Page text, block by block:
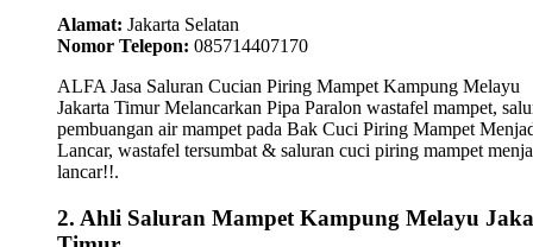
Alamat: Jakarta Selatan
Nomor Telepon: 085714407170
ALFA Jasa Saluran Cucian Piring Mampet Kampung Melayu
Jakarta Timur Melancarkan Pipa Paralon wastafel mampet,
pembuangan air mampet pada Bak Cuci Piring Mampet
Lancar, wastafel tersumbat & saluran cuci piring mampet
lancar!!.
2. Ahli Saluran Mampet Kampung Melayu